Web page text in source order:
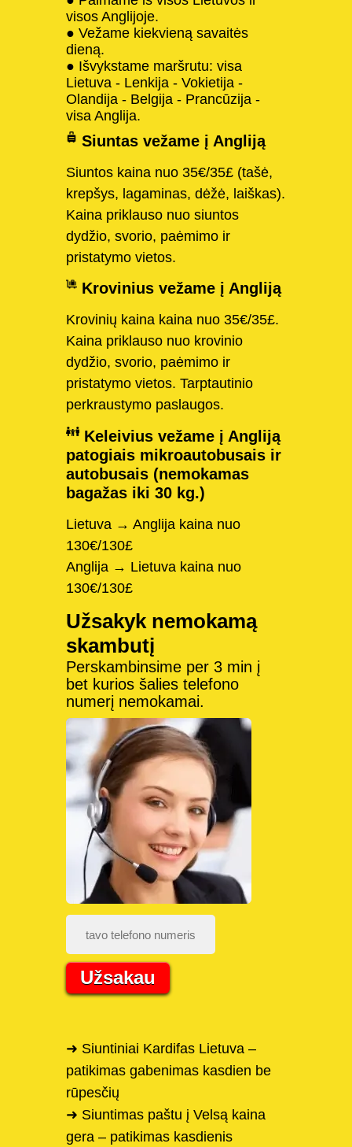
visos Anglijoje.
● Vežame kiekvieną savaitės
dieną.
● Išvykstame maršrutu: visa
Lietuva - Lenkija - Vokietija -
Olandija - Belgija - Prancūzija -
visa Anglija.
Siuntas vežame į Angliją
Siuntos kaina nuo 35€/35£ (tašė,
krepšys, lagaminas, dėžė, laiškas).
Kaina priklauso nuo siuntos
dydžio, svorio, paėmimo ir
pristatymo vietos.
Krovinius vežame į Angliją
Krovinių kaina kaina nuo 35€/35£.
Kaina priklauso nuo krovinio
dydžio, svorio, paėmimo ir
pristatymo vietos. Tarptautinio
perkraustymo paslaugos.
Keleivius vežame į Angliją
patogiais mikroautobusais ir
autobusais (nemokamas
bagažas iki 30 kg.)
Lietuva → Anglija kaina nuo
130€/130£
Anglija → Lietuva kaina nuo
130€/130£
Užsakyk nemokamą
skambutį
Perskambinsime per 3 min į
bet kurios šalies telefono
numerį nemokamai.
Užsakau
➜ Siuntiniai Kardifas Lietuva –
patikimas gabenimas kasdien be
rūpesčių
➜ Siuntimas paštu į Velsą kaina
gera – patikimas kasdienis